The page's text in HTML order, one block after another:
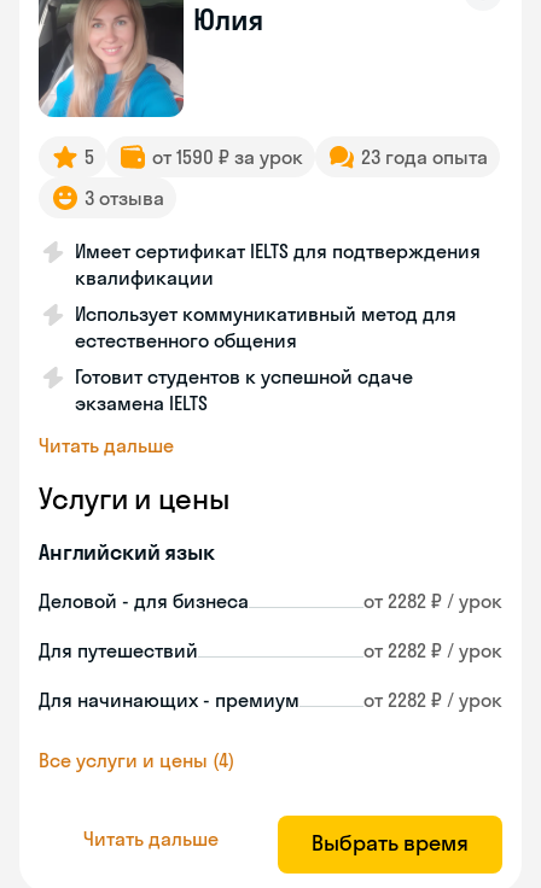
Юлия
5 от 1590 ₽ за урок
23 года опыта
3 отзыва
Имеет сертификат IELTS для подтверждения
квалификации
Использует коммуникативный метод для
естественного общения
Готовит студентов к успешной сдаче
экзамена IELTS
Читать дальше
Услуги и цены
Английский язык
Деловой - для бизнеса от 2282 ₽ / урок
Для путешествий от 2282 ₽ / урок
Для начинающих - премиум от 2282 ₽ / урок
Все услуги и цены (4)
Читать дальше Выбрать время